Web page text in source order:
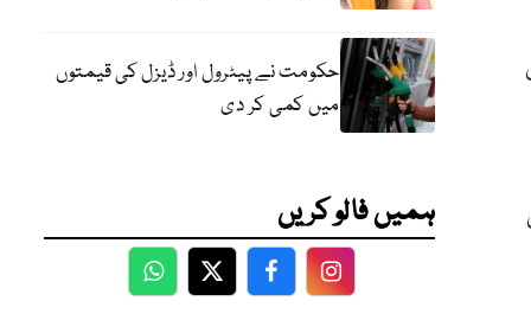
22 ملی
13 ملی
حکومت نے پیٹرول اور ڈیزل کی قیمتوں
میں کمی کر دی
ہمیں فالو کریں
WhatsApp
TwitterFacebookFacebook